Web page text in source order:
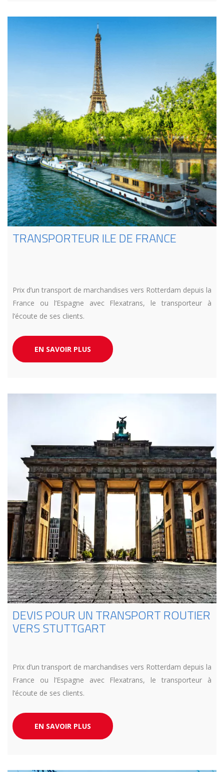
TRANSPORTEUR ILE DE FRANCE
Prix d’un transport de marchandises vers Rotterdam depuis la
France ou l’Espagne avec Flexatrans, le transporteur à
l’écoute de ses clients.
EN SAVOIR PLUS
DEVIS POUR UN TRANSPORT ROUTIER
VERS STUTTGART
Prix d’un transport de marchandises vers Rotterdam depuis la
France ou l’Espagne avec Flexatrans, le transporteur à
l’écoute de ses clients.
EN SAVOIR PLUS